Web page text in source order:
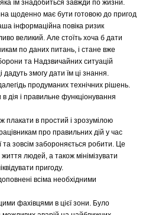
їм знадобиться завжди по жизни.
щоденно має бути готовою до пригод
інформаційна повіка ризик
великий. Але стоїть хоча б дати
по даних питань, і стане вже
та Надзвичайних ситуацій
змогу дати їм ці знання.
продуманих технічних рішень.
дія і правильне функціонування
в простий і зрозумілою
про правильних дій у час
та зовсім забороняється робити. Це
людей, а також мінімізувати
пригоду.
всіма необхідними
фахівцями в цієї зони. Було